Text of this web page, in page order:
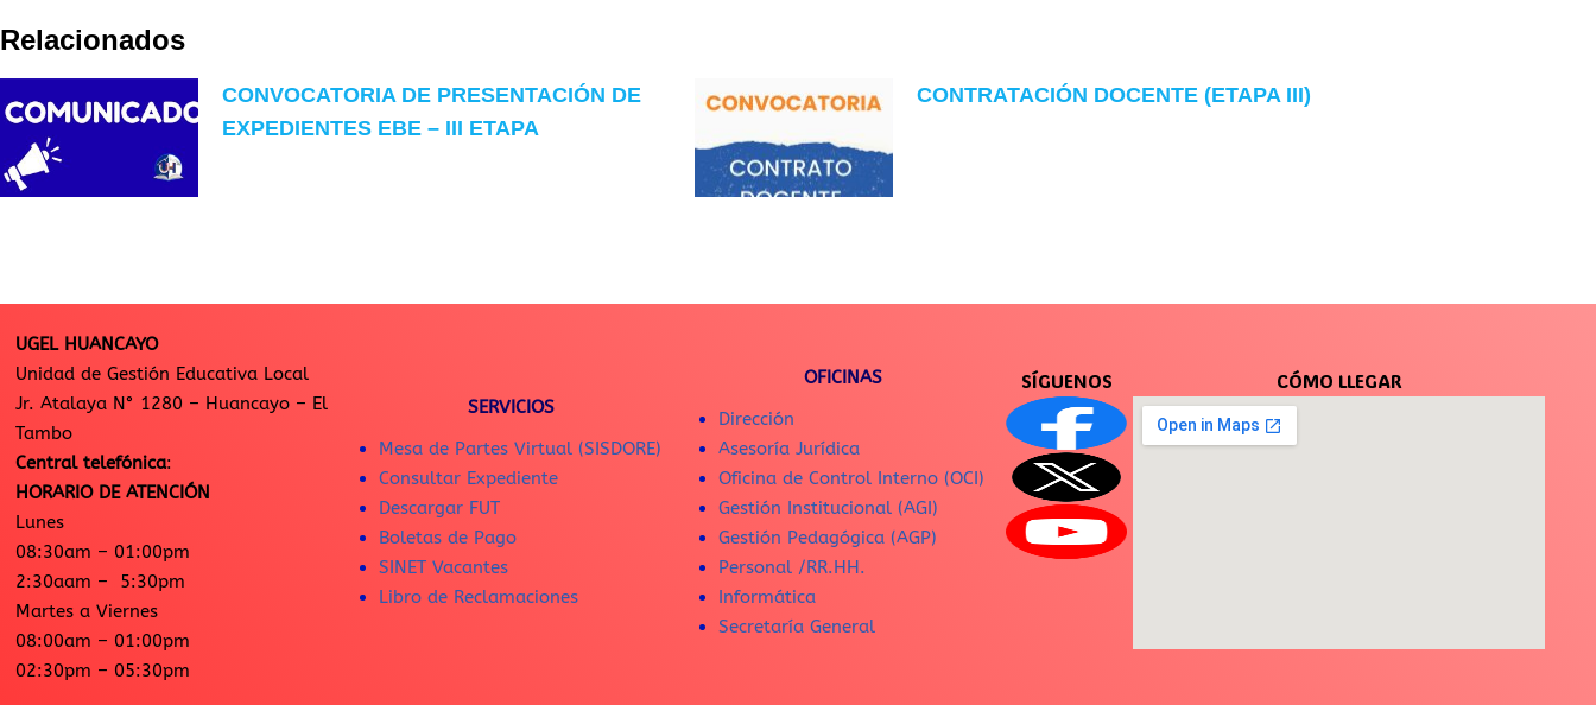
Relacionados
CONVOCATORIA DE PRESENTACIÓN DE
EXPEDIENTES EBE – III ETAPA
CONTRATACIÓN DOCENTE (ETAPA III)
UGEL HUANCAYO
Unidad de Gestión Educativa Local
Jr. Atalaya N° 1280 – Huancayo – El
Tambo
Central telefónica:
HORARIO DE ATENCIÓN
Lunes
08:30am – 01:00pm
2:30aam – 5:30pm
Martes a Viernes
08:00am – 01:00pm
02:30pm – 05:30pm
SERVICIOS
Mesa de Partes Virtual (SISDORE)
Consultar Expediente
Descargar FUT
Boletas de Pago
SINET Vacantes
Libro de Reclamaciones
OFICINAS
Dirección
Asesoría Jurídica
Oficina de Control Interno (OCI)
Gestión Institucional (AGI)
Gestión Pedagógica (AGP)
Personal /RR.HH.
Informática
Secretaría General
SÍGUENOS CÓMO LLEGAR